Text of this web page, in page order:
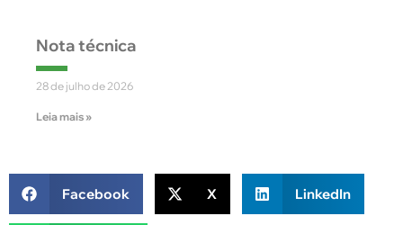
Nota técnica
28 de julho de 2026
Leia mais »
Facebook X LinkedIn